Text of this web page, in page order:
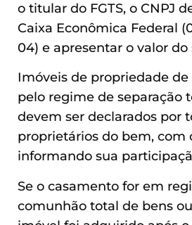
o titular do FGTS, o CNPJ
Caixa Econômica Federal
04) e apresentar o valor do
Imóveis de propriedade de
pelo regime de separação
devem ser declarados por
proprietários do bem, com
informando sua
Se o casamento for em
comunhão total de bens